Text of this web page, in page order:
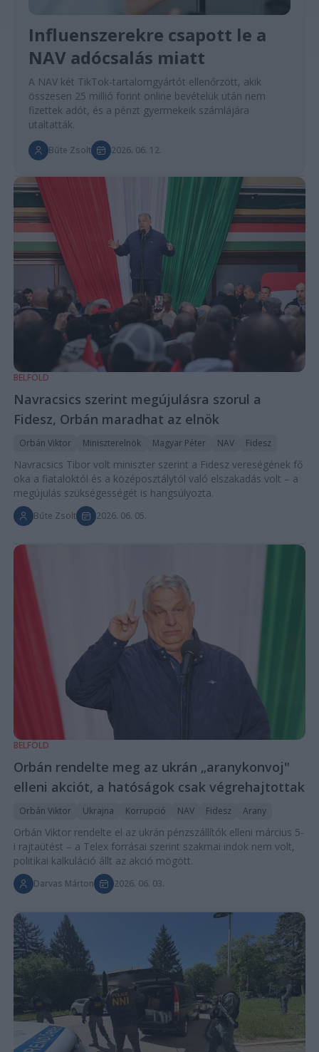
Influenszerekre csapott le a
NAV adócsalás miatt
A NAV két TikTok-tartalomgyártót ellenőrzött, akik
összesen 25 millió forint online bevételük után nem
fizettek adót, és a pénzt gyermekeik számlájára
utaltatták.
Bűte Zsolt 2026. 06. 12.
BELFÖLD
Navracsics szerint megújulásra szorul a
Fidesz, Orbán maradhat az elnök
Orbán Viktor Miniszterelnök Magyar Péter NAV Fidesz
Navracsics Tibor volt miniszter szerint a Fidesz vereségének fő
oka a fiataloktól és a középosztálytól való elszakadás volt – a
megújulás szükségességét is hangsúlyozta.
Bűte Zsolt 2026. 06. 05.
BELFÖLD
Orbán rendelte meg az ukrán „aranykonvoj"
elleni akciót, a hatóságok csak végrehajtottak
Orbán Viktor Ukrajna Korrupció NAV Fidesz Arany
Orbán Viktor rendelte el az ukrán pénzszállítók elleni március 5-
i rajtaütést – a Telex forrásai szerint szakmai indok nem volt,
politikai kalkuláció állt az akció mögött.
Darvas Márton 2026. 06. 03.